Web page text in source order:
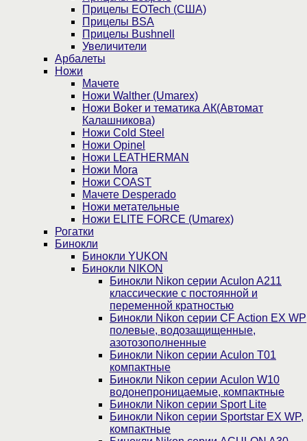
Прицелы EOTech (США)
Прицелы BSA
Прицелы Bushnell
Увеличители
Арбалеты
Ножи
Мачете
Ножи Walther (Umarex)
Ножи Boker и тематика АК(Автомат
Калашникова)
Ножи Cold Steel
Ножи Opinel
Ножи LEATHERMAN
Ножи Mora
Ножи COAST
Мачете Desperado
Ножи метательные
Ножи ELITE FORCE (Umarex)
Рогатки
Бинокли
Бинокли YUKON
Бинокли NIKON
Бинокли Nikon серии Aculon A211
классические с постоянной и
переменной кратностью
Бинокли Nikon серии СF Action EX WP
полевые, водозащищенные,
азотозополненные
Бинокли Nikon серии Aculon T01
компактные
Бинокли Nikon серии Aculon W10
водонепроницаемые, компактные
Бинокли Nikon серии Sport Lite
Бинокли Nikon серии Sportstar EX WP,
компактные